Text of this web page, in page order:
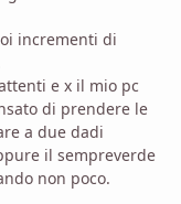
incrementi di
e x il mio pc
di prendere le
a due dadi
il sempreverde
non poco.